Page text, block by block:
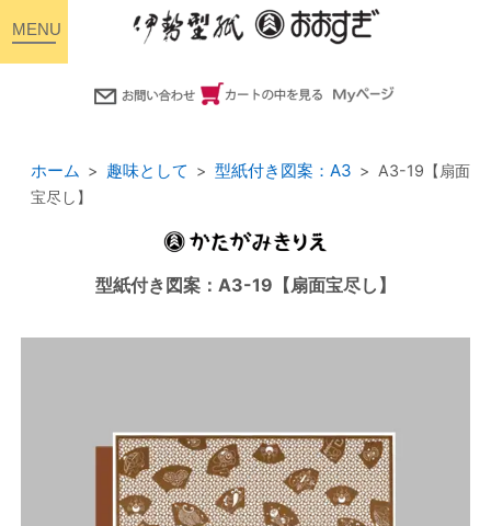
ホーム 趣味として 型紙付き図案：A3
A3-19【扇面
宝尽し】
型紙付き図案：A3-19【扇面宝尽し】
toggle
navigation